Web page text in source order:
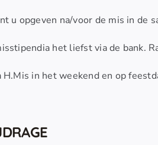
u opgeven na/voor de mis in de
het liefst via de bank.
H.Mis in het weekend en op